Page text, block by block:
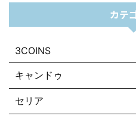
カテ
3COINS
キャンドゥ
セリア